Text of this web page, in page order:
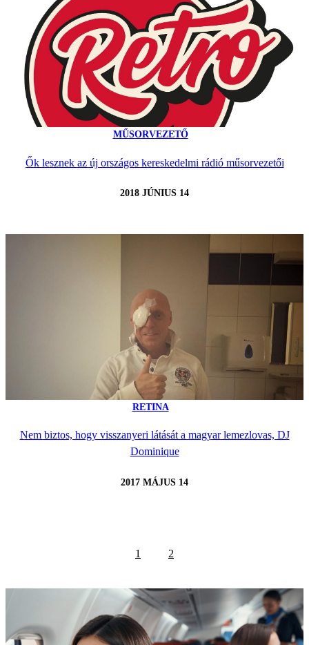
MŰSORVEZETŐ
Ők lesznek az új országos kereskedelmi rádió műsorvezetői
2018 JÚNIUS 14
RETINA
Nem biztos, hogy visszanyeri látását a magyar lemezlovas, DJ
Dominique
2017 MÁJUS 14
1 2